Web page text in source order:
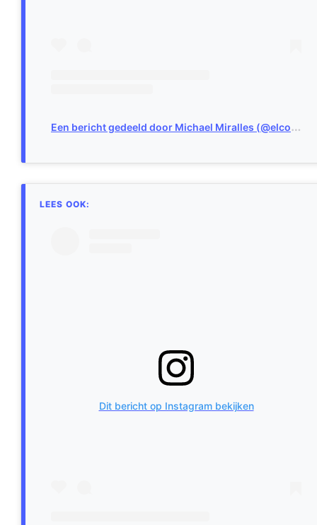
E
en bericht gedeeld door Michael Miralles (@elcochefantastico.cat)
Dit bericht op Instagram bekijken